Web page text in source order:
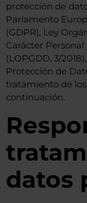
protección de
Parlamento
(GDPR), Ley
Carácter
(LOPGDD, 3/
Protección de
tratamiento de los
continuación.
datos